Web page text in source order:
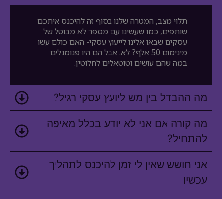
תלוי מצב, המטרה שלנו בסוף זה להיכנס איתכם
שותפים, כמו שעשינו עם מספר לא מבוטל של
עסקים שבאו אלינו לייעוץ עסקי- האם כולם עשו
מינימום 50 אלף? לא. אבל הם היו פנומנלים
במה שהם עושים וטוטאלים לחלוטין.
מה ההבדל בין מש ליועץ עסקי רגיל?
מה קורה אם אני לא יודע בכלל מאיפה
להתחיל?
אני חושש שאין לי זמן להיכנס לתהליך
עכשיו